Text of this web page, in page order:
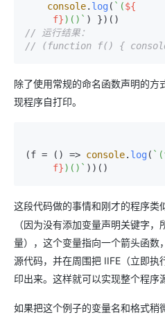
console. log ( `(${
     f}
)()`
// 运行结果：
// (function f() {
除了使用常规的命名函数声明的方
现程序自打印。
(f = () => console. log (
     f}
)()`
这段代码做的事情和刚才的程序类
（因为没有添加变量声明关键字
量），这个变量指向一个箭头函数
源代码，并在周围把 IIFE（立即
印出来。这样就可以实现整个程序
如果把这个例子的变量名和格式稍